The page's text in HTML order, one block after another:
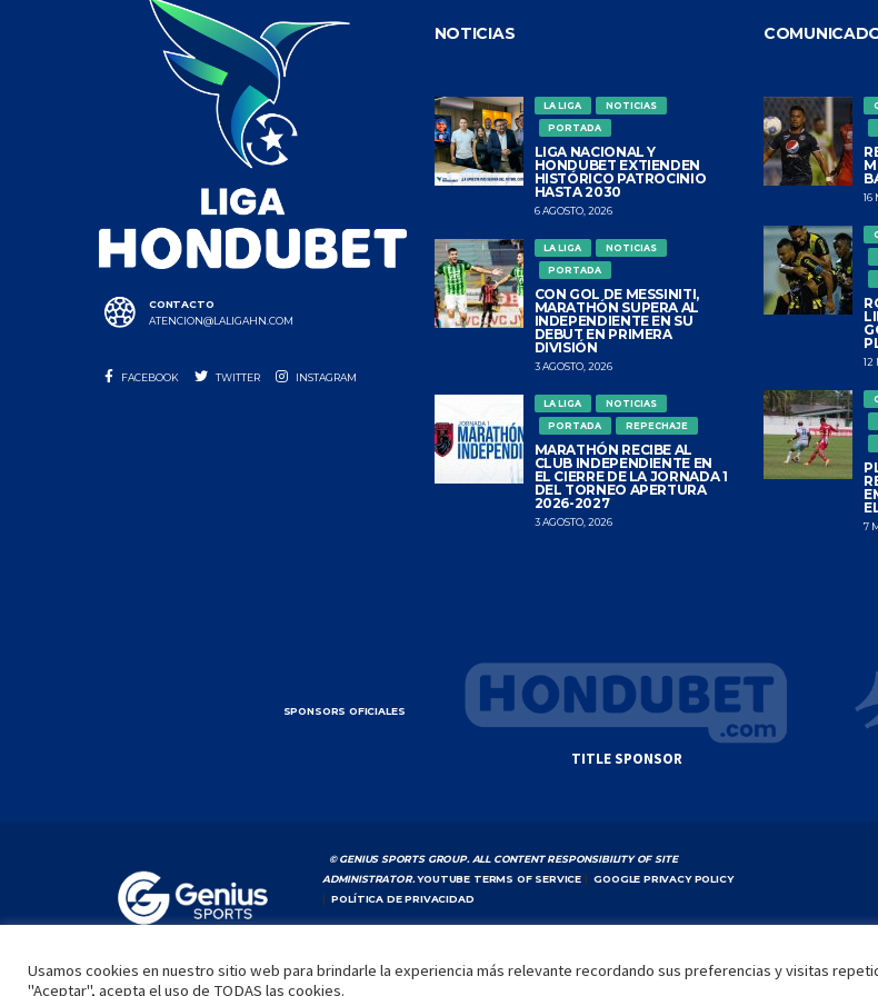
CONTACTO
ATENCION@LALIGAHN.COM
FACEBOOK TWITTER INSTAGRAM
NOTICIAS
LA LIGA
NOTICIAS
PORTADA
LIGA NACIONAL Y
HONDUBET EXTIENDEN
HISTÓRICO PATROCINIO
HASTA 2030
6 AGOSTO, 2026
LA LIGA
NOTICIAS
PORTADA
CON GOL DE MESSINITI,
MARATHÓN SUPERA AL
INDEPENDIENTE EN SU
DEBUT EN PRIMERA
DIVISIÓN
3 AGOSTO, 2026
LA LIGA
NOTICIAS
PORTADA
REPECHAJE
MARATHÓN RECIBE AL
CLUB INDEPENDIENTE EN
EL CIERRE DE LA JORNADA 1
DEL TORNEO APERTURA
2026-2027
3 AGOSTO, 2026
16
12
7
SPONSORS OFICIALES
TITLE SPONSOR
© GENIUS SPORTS GROUP. ALL CONTENT RESPONSIBILITY OF SITE
ADMINISTRATOR. YOUTUBE TERMS OF SERVICE |GOOGLE PRIVACY POLICY
|POLÍTICA DE PRIVACIDAD
Usamos cookies en nuestro sitio web para brindarle la experiencia más relevante recordando sus preferencias y visitas
"Aceptar", acepta el uso de TODAS las cookies.